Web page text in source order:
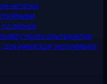
нотатки
анонси
проти альтернатив
документація, інструменти,